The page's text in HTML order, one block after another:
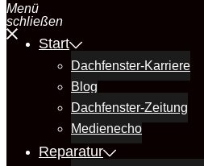
Menü
schließen
Start
Dachfenster-Karriere
Blog
Dachfenster-Zeitung
Medienecho
Reparatur